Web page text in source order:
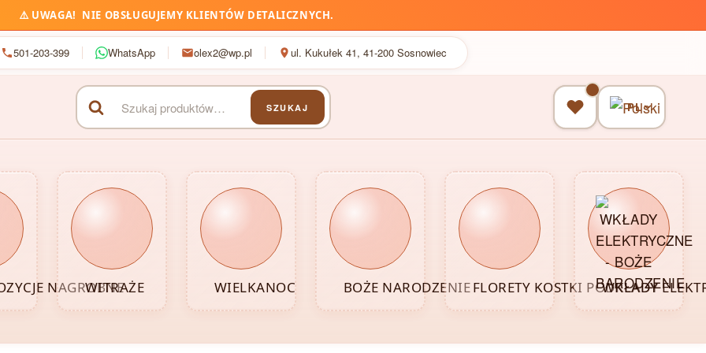
⚠️ UWAGA! NIE OBSŁUGUJEMY KLIENTÓW DETALICZNYCH.
501-203-399 WhatsApp olex2@wp.pl ul. Kukułek 41, 41-200 Sosnowiec
Szukaj: SZUKAJ PL
NAGROBNE
WITRAŻE WIELKANOC BOŻE NARODZENIEFLORETY KOSTKI PODKŁADY
WKŁADY